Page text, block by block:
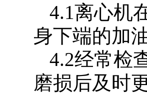
4.1离心机
身下端的加
4.2经常检
磨损后及时